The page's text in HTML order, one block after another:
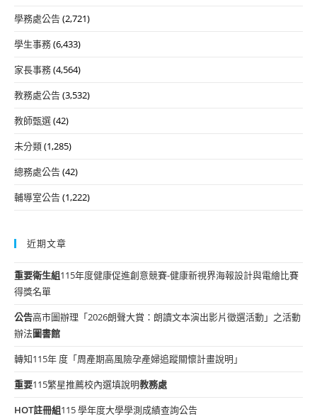
學務處公告(2,721)
學生事務(6,433)
家長事務(4,564)
教務處公告(3,532)
教師甄選(42)
未分類(1,285)
總務處公告(42)
輔導室公告(1,222)
近期文章
重要衛生組115年度健康促進創意競賽-健康新視界海報設計與電繪比賽
得獎名單
公告高市圖辦理「2026朗聲大賞：朗讀文本演出影片徵選活動」之活動
辦法圖書館
轉知115年 度「周產期高風險孕產婦追蹤關懷計畫說明」
重要115繁星推薦校內選填說明教務處
HOT註冊組115 學年度大學學測成績查詢公告